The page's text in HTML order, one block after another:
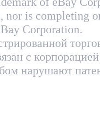
nor is completing
Corporation.
с
нарушают